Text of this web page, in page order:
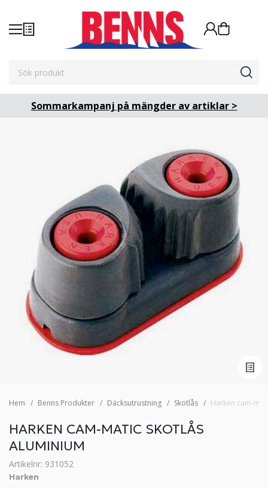
Sommarkampanj på mängder av artiklar >
Hem Benns Produkter Däcksutrustning Skotlås Harken cam-
HARKEN CAM-MATIC SKOTLÅS
ALUMINIUM
Artikelnr: 931052
Harken